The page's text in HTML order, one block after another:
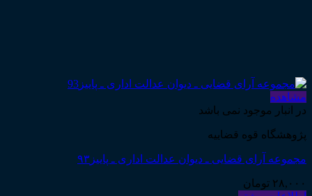
مشاهده
در انبار موجود نمی باشد
پژوهشگاه قوه قضاییه
مجموعه آرای قضایی ـ دیوان عدالت اداری ـ پاییز۹۳
۲۸,۰۰۰ تومان